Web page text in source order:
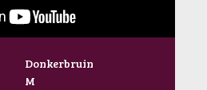
Donkerbruin
M